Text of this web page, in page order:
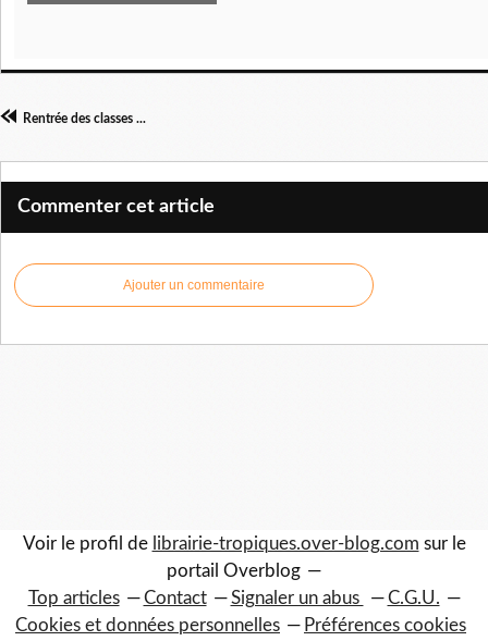
Rentrée des classes ...
Commenter cet article
Ajouter un commentaire
Voir le profil de librairie-tropiques.over-blog.com sur le
portail Overblog
Top articles
Contact Signaler un abus
C.G.U.
Cookies et données personnelles
Préférences cookies